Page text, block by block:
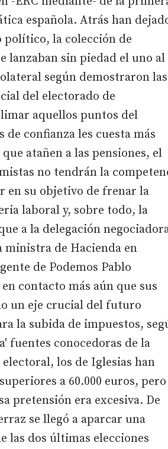
española. Atrás han
la colección de
lanzaban sin piedad el uno al
según demostraron las
del electorado de
aquellos puntos del
confianza les cuesta más
atañen a las pensiones, el
no tendrán la
en su objetivo de frenar la
laboral y, sobre todo, la
a la delegación
ministra de Hacienda en
de Podemos Pablo
contacto más aún que sus
un eje crucial del futuro
la subida de impuestos,
fuentes conocedoras de la
electoral, los de Iglesias han
a 60.000 euros,
pretensión era excesiva. De
se llegó a aparcar una
las dos últimas elecciones